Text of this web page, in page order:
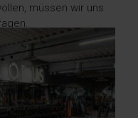
müssen wir uns